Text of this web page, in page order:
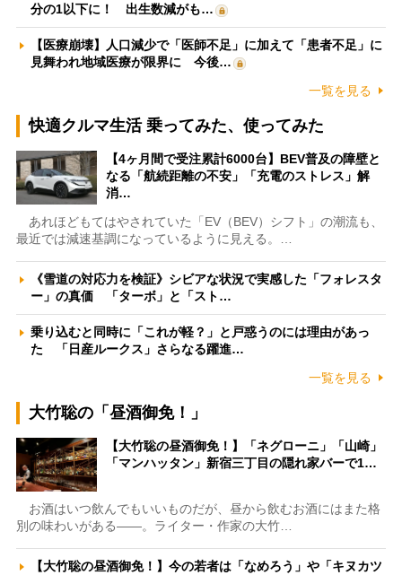
分の1以下に！ 出生数減がも…
【医療崩壊】人口減少で「医師不足」に加えて「患者不足」に
見舞われ地域医療が限界に 今後…
一覧を見る
快適クルマ生活 乗ってみた、使ってみた
【4ヶ月間で受注累計6000台】BEV普及の障壁と
なる「航続距離の不安」「充電のストレス」解
消…
あれほどもてはやされていた「EV（BEV）シフト」の潮流も、
最近では減速基調になっているように見える。…
《雪道の対応力を検証》シビアな状況で実感した「フォレスタ
ー」の真価 「ターボ」と「スト…
乗り込むと同時に「これが軽？」と戸惑うのには理由があっ
た 「日産ルークス」さらなる躍進…
一覧を見る
大竹聡の「昼酒御免！」
【大竹聡の昼酒御免！】「ネグローニ」「山崎」
「マンハッタン」新宿三丁目の隠れ家バーで1…
お酒はいつ飲んでもいいものだが、昼から飲むお酒にはまた格
別の味わいがある――。ライター・作家の大竹…
【大竹聡の昼酒御免！】今の若者は「なめろう」や「キヌカツ